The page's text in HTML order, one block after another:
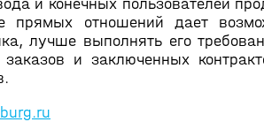
и конечных пользователей
прямых отношений дает
лучше выполнять его
и заключенных